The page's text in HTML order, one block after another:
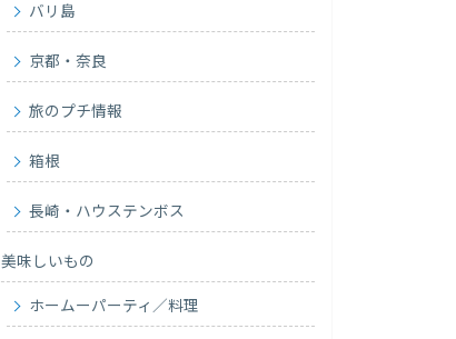
バリ島
京都・奈良
旅のプチ情報
箱根
長崎・ハウステンボス
美味しいもの
ホームーパーティ／料理